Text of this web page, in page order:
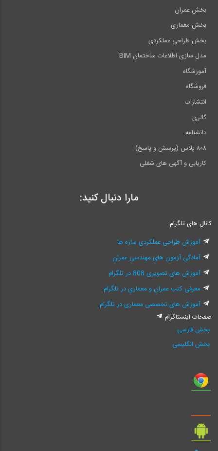
بخش عمران
بخش معماری
بخش طراحی عملکردی
مدل سازی اطلاعات ساختمان BIM
آموزشگاه
فروشگاه
انتشارات
گالری
دانشنامه
۸۰۸ پلاس (پرسش و پاسخ)
کاریابی و آگهی های شغلی
مارا دنبال کنید:
کانال های تلگرام
آموزش طراحی عملکردی سازه ها
آمادگی آزمون های مهندسی عمران
آموزش های تصویری 808 در تلگرام
معرفی کتب عمران و معماری در تلگرام
آموزش های تخصصی معماری در تلگرام
صفحات اینستاگرام
بخش فارسی
بخش انگلیسی